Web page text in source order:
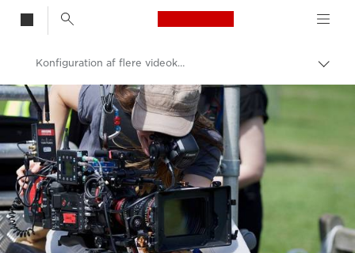
Canon Logo, back
Skift
Canon
Videokameraer og Camcordere
Konfiguration af flere videokameraer